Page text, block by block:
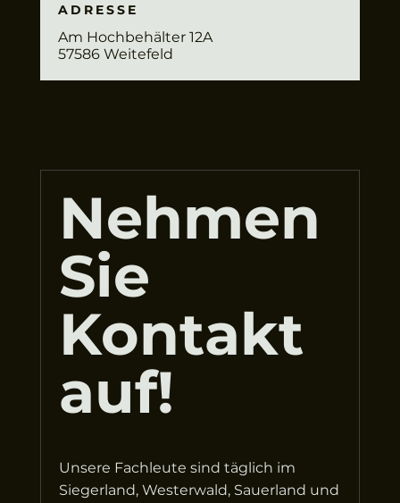
ADRESSE
Am Hochbehälter 12A
57586 Weitefeld
Nehmen
Sie
Kontakt
auf!
Unsere Fachleute sind täglich im
Siegerland, Westerwald, Sauerland und